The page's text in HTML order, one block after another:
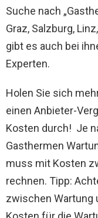
Suche nach
Graz, Salzburg,
gibt es auch bei
Experten.
Holen Sie sich
einen Anbieter-
Kosten durch! Je
Gasthermen
muss mit Kosten
rechnen. Tipp:
zwischen Wartung